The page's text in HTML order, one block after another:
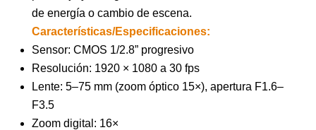
de energía o cambio de escena.
Características/Especificaciones:
Sensor: CMOS 1/2.8” progresivo
Resolución: 1920 × 1080 a 30 fps
Lente: 5–75 mm (zoom óptico 15×), apertura F1.6–
F3.5
Zoom digital: 16×